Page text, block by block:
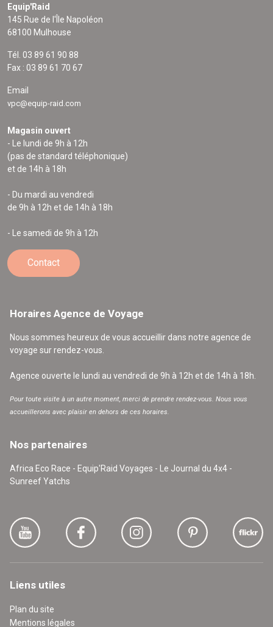
Equip'Raid
145 Rue de l'Île Napoléon
68100 Mulhouse
Tél. 03 89 61 90 88
Fax : 03 89 61 70 67
Email
vpc@equip-raid.com
Magasin ouvert
- Le lundi de 9h à 12h
(pas de standard téléphonique)
et de 14h à 18h
- Du mardi au vendredi
de 9h à 12h et de 14h à 18h
- Le samedi de 9h à 12h
Contact
Horaires Agence de Voyage
Nous sommes heureux de vous accueillir dans notre agence de
voyage sur rendez-vous.
Agence ouverte le lundi au vendredi de 9h à 12h et de 14h à 18h.
Pour toute visite à un autre moment, merci de prendre rendez-vous. Nous vous
accueillerons avec plaisir en dehors de ces horaires.
Nos partenaires
Africa Eco Race - Equip'Raid Voyages - Le Journal du 4x4 -
Sunreef Yatchs
Liens utiles
Plan du site
Mentions légales